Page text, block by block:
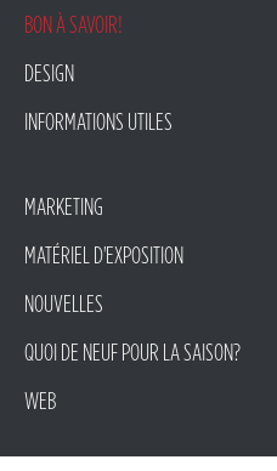
BON À SAVOIR!
DESIGN
INFORMATIONS UTILES
MARKETING
MATÉRIEL D'EXPOSITION
NOUVELLES
QUOI DE NEUF POUR LA SAISON?
WEB